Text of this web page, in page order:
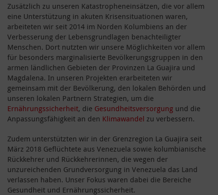
Zusätzlich zu unseren Katastropheneinsätzen, die vor allem
eine Unterstützung in akuten Krisensituationen waren,
arbeiteten wir seit 2014 im Norden Kolumbiens an der
Verbesserung der Lebensgrundlagen benachteiligter
Menschen. Dort nutzten wir unsere Möglichkeiten vor allem
für besonders marginalisierte Bevölkerungsgruppen in den
armen ländlichen Gebieten der Provinzen La Guajira und
Magdalena. In unseren Projekten erarbeiteten wir
gemeinsam mit der Bevölkerung, den lokalen Behörden und
unseren lokalen Partnern Strategien, um die
Ernährungssicherheit, die Gesundheitsversorgung und die
Anpassungsfähigkeit an den Klimawandel zu verbessern.
Zudem unterstützten wir in der Grenzregion La Guajira seit
März 2018 Geflüchtete aus Venezuela sowie kolumbianische
Rückkehrer und Rückkehrerinnen, die wegen der
unzureichenden Grundversorgung in Venezuela das Land
verlassen haben. Unser Fokus waren dabei die Bereiche
Gesundheit und Ernährungssicherheit.